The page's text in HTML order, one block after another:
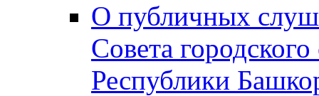
О публичных
Совета
Республики